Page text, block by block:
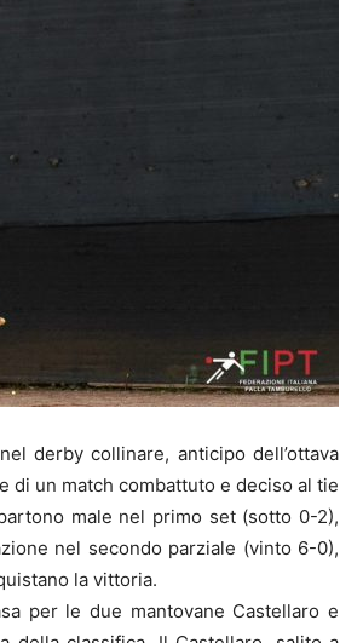
derby collinare, anticipo dell’ottava
di un match combattuto e deciso al tie
male nel primo set (sotto 0-2),
nel secondo parziale (vinto 6-0),
la vittoria.
per le due mantovane Castellaro e